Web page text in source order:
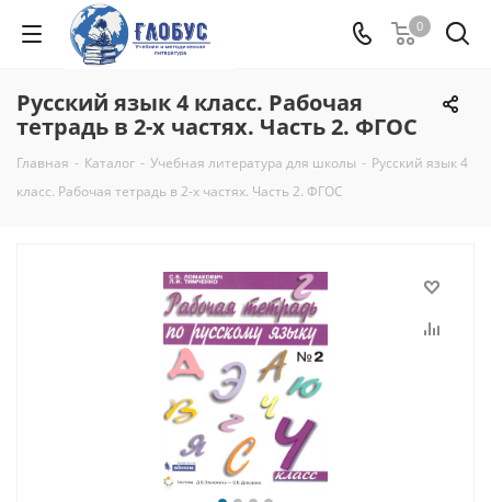
0
Русский язык 4 класс. Рабочая
тетрадь в 2-х частях. Часть 2. ФГОС
Главная - Каталог - Учебная литература для школы - Русский язык 4
класс. Рабочая тетрадь в 2-х частях. Часть 2. ФГОС